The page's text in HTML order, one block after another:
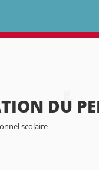
DU
scolaire